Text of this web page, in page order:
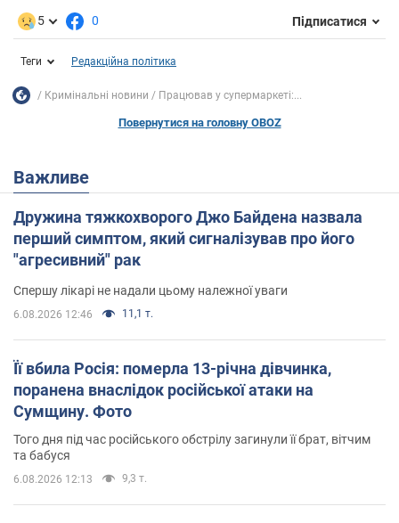
5 0 Підписатися
Теги Редакційна політика
Кримінальні новини Працював у супермаркеті:...
Повернутися на головну OBOZ
Важливе
Дружина тяжкохворого Джо Байдена назвала
перший симптом, який сигналізував про його
"агресивний" рак
Спершу лікарі не надали цьому належної уваги
6.08.2026 12:46 11,1 т.
Її вбила Росія: померла 13-річна дівчинка,
поранена внаслідок російської атаки на
Сумщину. Фото
Того дня під час російського обстрілу загинули її брат, вітчим
та бабуся
6.08.2026 12:13 9,3 т.